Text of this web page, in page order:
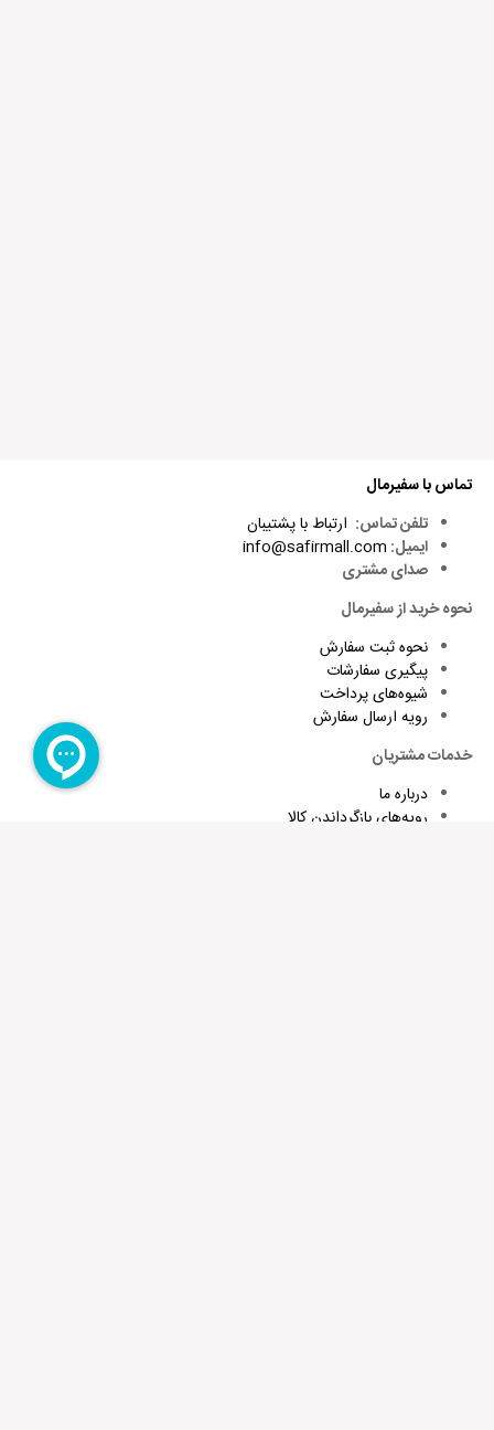
تماس با سفیرمال
تلفن تماس: ارتباط با پشتیبان
ایمیل: info@safirmall.com
صدای مشتری
نحوه خرید از سفیرمال
نحوه ثبت سفارش
پیگیری سفارشات
شیوه‌های پرداخت
رویه ارسال سفارش
خدمات مشتریان
درباره ما
رویه‌های بازگرداندن کالا